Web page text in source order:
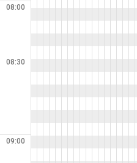
08:00
08:30
09:00